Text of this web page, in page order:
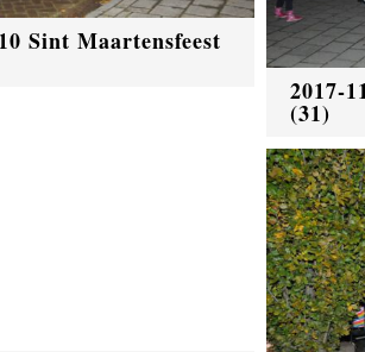
Sint Maartensfeest
2017-
(31)